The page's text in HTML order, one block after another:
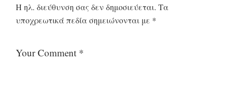
Η ηλ. διεύθυνση σας δεν δημοσιεύεται. Τα
υποχρεωτικά πεδία σημειώνονται με *